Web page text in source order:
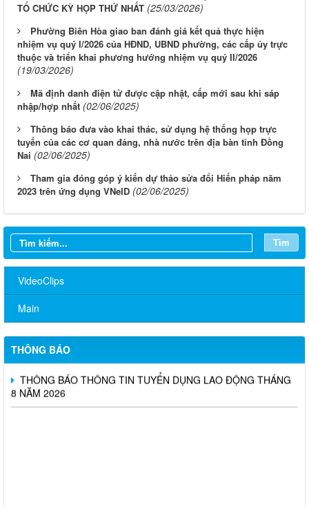
TỔ CHỨC KỲ HỌP THỨ NHẤT (25/03/2026)
Phường Biên Hòa giao ban đánh giá kết quả thực hiện
nhiệm vụ quý I/2026 của HĐND, UBND phường, các cấp ủy trực
thuộc và triển khai phương hướng nhiệm vụ quý II/2026
(19/03/2026)
Mã định danh điện tử được cập nhật, cấp mới sau khi sáp
nhập/hợp nhất (02/06/2025)
Thông báo đưa vào khai thác, sử dụng hệ thống họp trực
tuyến của các cơ quan đảng, nhà nước trên địa bàn tỉnh Đồng
Nai (02/06/2025)
Tham gia đóng góp ý kiến dự thảo sửa đổi Hiến pháp năm
2023 trên ứng dụng VNeID (02/06/2025)
Tìm
VideoClips
Main
THÔNG BÁO
Thông báo mời người cao tuổi tham gia Chương trình khám sức
khỏe miễn phí năm 2026
Về việc đăng tải Báo cáo tiếp thu, giải trình ý kiến góp ý đối với
nhiệm vụ đồ án quy hoạch phân khu đô thị tỷ lệ 1/2.000 phường
Biên Hòa, thành phố Đồng Nai
Thông báo kết quả kiểm tra điều kiện, tiêu chuẩn dự tuyển viên
chức vòng 1; triệu tập thí sinh tham dự vòng 2 kỳ thi tuyển dụng
viên chức Trung tâm Dịch vụ tổng hợp phường Biên Hòa
THÔNG BÁO THÔNG TIN TUYỂN DỤNG LAO ĐỘNG THÁNG
8 NĂM 2026